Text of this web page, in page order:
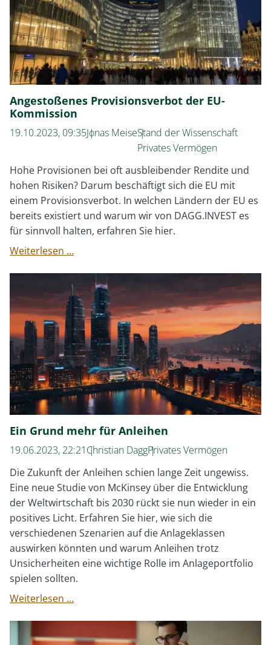
Angestoßenes Provisionsverbot der EU-
Kommission
19.10.2023, 09:35Jonas MeiseStand der Wissenschaft
Privates Vermögen
Hohe Provisionen bei oft ausbleibender Rendite und
hohen Risiken? Darum beschäftigt sich die EU mit
einem Provisionsverbot. In welchen Ländern der EU es
bereits existiert und warum wir von DAGG.INVEST es
für sinnvoll halten, erfahren Sie hier.
Weiterlesen …Angestoßenes
EU-
Kommission
Ein Grund mehr für Anleihen
19.06.2023, 22:21Christian DaggPrivates Vermögen
Die Zukunft der Anleihen schien lange Zeit ungewiss.
Eine neue Studie von McKinsey über die Entwicklung
der Weltwirtschaft bis 2030 rückt sie nun wieder in ein
positives Licht. Erfahren Sie hier, wie sich die
verschiedenen Szenarien auf die Anlageklassen
auswirken könnten und warum Anleihen trotz
Unsicherheiten eine wichtige Rolle im Anlageportfolio
spielen sollten.
Weiterlesen …Ein